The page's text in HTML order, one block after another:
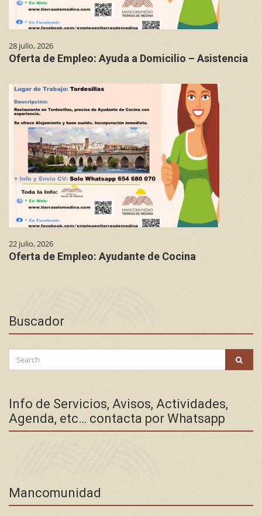
28 julio, 2026
Oferta de Empleo: Ayuda a Domicilio – Asistencia
22 julio, 2026
Oferta de Empleo: Ayudante de Cocina
Buscador
Search
for:
Info de Servicios, Avisos, Actividades,
Agenda, etc… contacta por Whatsapp
Mancomunidad